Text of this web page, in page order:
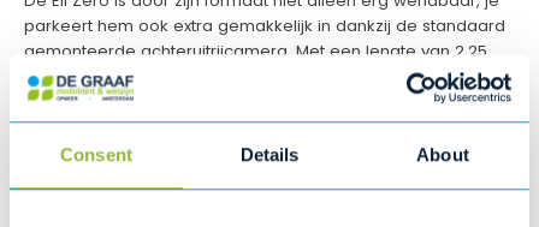
Consent Details About
parkeert hem ook extra gemakkelijk in dankzij de standaard
gemonteerde achteruitrijcamera. Met een lengte van 2,25
meter manoeuvreer je de Eli overal doorheen. Daarnaast is
de elektrische Eli Zero van slechts 1,38 meter breed voorzien
van twee ruime stoelen naast elkaar. Met een
achteruitrijcamera, bluetooth, een USB- en 12V-aansluiting en